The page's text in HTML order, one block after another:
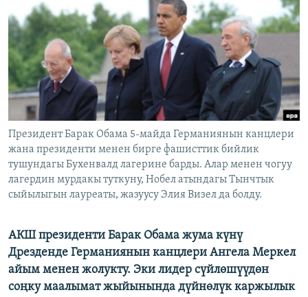
ЫҢГАЙСЫЗ СУРООЛОР
ЭЕ/АРнун бардык сайттары
Президент Барак Обама 5-майда Германиянын канцлери
жана президенти менен бирге фашисттик бийлик
тушундагы Бухенвалд лагерине барды. Алар менен чогуу
лагердин мурдакы туткуну, Нобел атындагы Тынчтык
сыйылыгын лауреаты, жазуусу Элия Визел да болду.
АКШ президенти Барак Обама жума күнү
Дрезденде Германиянын канцлери Ангела Меркел
айым менен жолукту. Эки лидер сүйлөшүүдөн
соңку маалымат жыйынында дүйнөлүк каржылык